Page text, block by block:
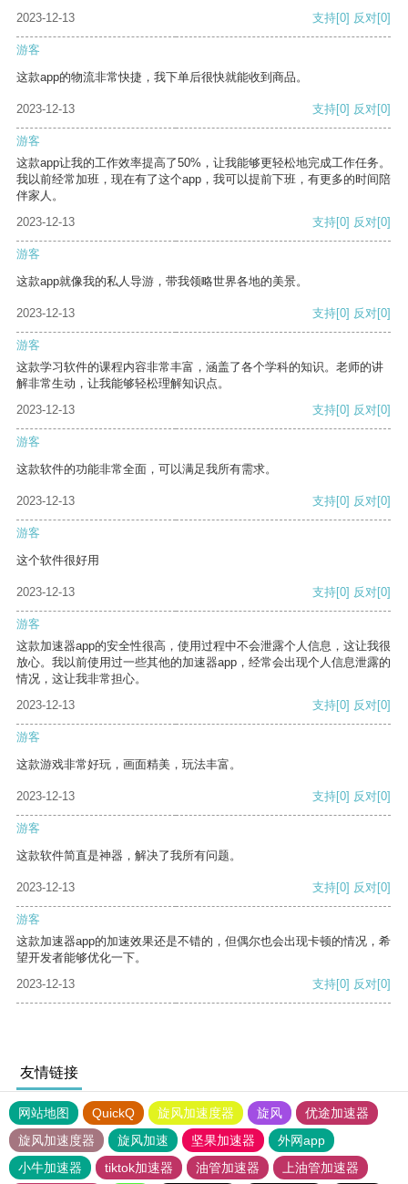
2023-12-13
支持[0] 反对[0]
游客
这款app的物流非常快捷，我下单后很快就能收到商品。
2023-12-13 支持[0] 反对[0]
游客
这款app让我的工作效率提高了50%，让我能够更轻松地完成工作任务。
我以前经常加班，现在有了这个app，我可以提前下班，有更多的时间陪
伴家人。
2023-12-13
支持[0] 反对[0]
游客
这款app就像我的私人导游，带我领略世界各地的美景。
2023-12-13 支持[0] 反对[0]
游客
这款学习软件的课程内容非常丰富，涵盖了各个学科的知识。老师的讲
解非常生动，让我能够轻松理解知识点。
2023-12-13
支持[0] 反对[0]
游客
这款软件的功能非常全面，可以满足我所有需求。
2023-12-13 支持[0] 反对[0]
游客
这个软件很好用
2023-12-13 支持[0] 反对[0]
游客
这款加速器app的安全性很高，使用过程中不会泄露个人信息，这让我很
放心。我以前使用过一些其他的加速器app，经常会出现个人信息泄露的
情况，这让我非常担心。
2023-12-13
支持[0] 反对[0]
游客
这款游戏非常好玩，画面精美，玩法丰富。
2023-12-13 支持[0] 反对[0]
游客
这款软件简直是神器，解决了我所有问题。
2023-12-13 支持[0] 反对[0]
游客
这款加速器app的加速效果还是不错的，但偶尔也会出现卡顿的情况，希
望开发者能够优化一下。
2023-12-13
支持[0] 反对[0]
友情链接
网站地图 QuickQ 旋风加速度器 旋风
优途加速器
旋风加速度器
旋风加速 坚果加速器
外网app
小牛加速器
tiktok加速器 油管加速器 上油管加速器